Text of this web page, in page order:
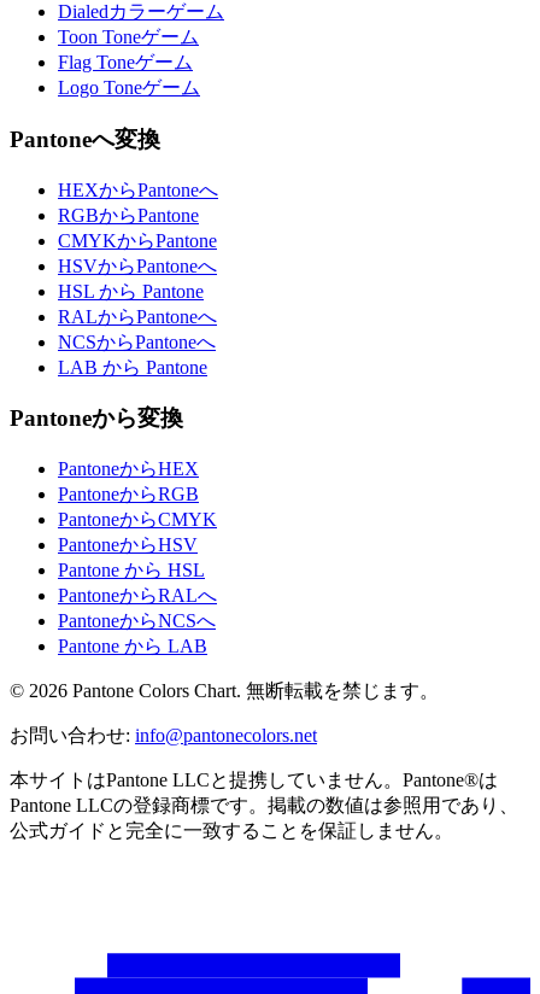
Dialedカラーゲーム
Toon Toneゲーム
Flag Toneゲーム
Logo Toneゲーム
Pantoneへ変換
HEXからPantoneへ
RGBからPantone
CMYKからPantone
HSVからPantoneへ
HSL から Pantone
RALからPantoneへ
NCSからPantoneへ
LAB から Pantone
Pantoneから変換
PantoneからHEX
PantoneからRGB
PantoneからCMYK
PantoneからHSV
Pantone から HSL
PantoneからRALへ
PantoneからNCSへ
Pantone から LAB
© 2026 Pantone Colors Chart. 無断転載を禁じます。
お問い合わせ: info@pantonecolors.net
本サイトはPantone LLCと提携していません。Pantone®は
Pantone LLCの登録商標です。掲載の数値は参照用であり、
公式ガイドと完全に一致することを保証しません。